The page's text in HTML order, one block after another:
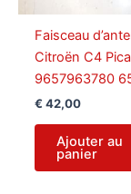
Faisceau
Citroën C4
9657963780
€ 42,00
Ajouter au
panier